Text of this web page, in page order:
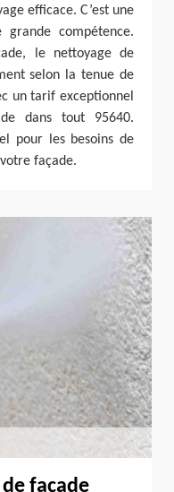
efficace. C’est une
compétence.
le nettoyage de
selon la tenue de
un tarif exceptionnel
dans tout 95640.
pour les besoins de
façade.
façade